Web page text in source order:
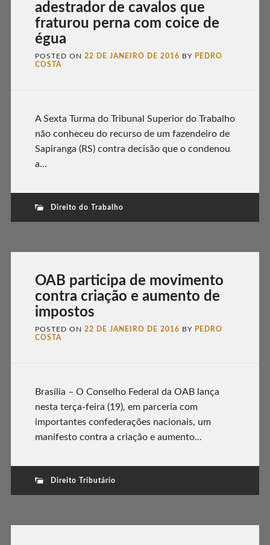
adestrador de cavalos que
fraturou perna com coice de
égua
POSTED ON 22 DE JANEIRO DE 2016 BY PEDRO
COSTA
A Sexta Turma do Tribunal Superior do Trabalho
não conheceu do recurso de um fazendeiro de
Sapiranga (RS) contra decisão que o condenou
a...
Direito do Trabalho
OAB participa de movimento
contra criação e aumento de
impostos
POSTED ON 22 DE JANEIRO DE 2016 BY PEDRO
COSTA
Brasília – O Conselho Federal da OAB lança
nesta terça-feira (19), em parceria com
importantes confederações nacionais, um
manifesto contra a criação e aumento...
Direito Tributário